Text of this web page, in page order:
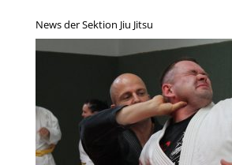
News der Sektion Jiu Jitsu